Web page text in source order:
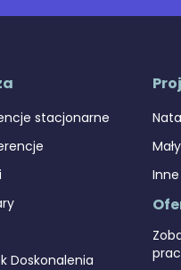
stacjonarne
Doskonalenia
Inne